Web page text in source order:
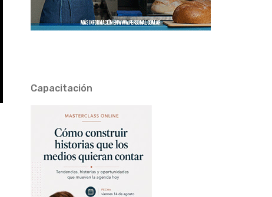
Capacitación